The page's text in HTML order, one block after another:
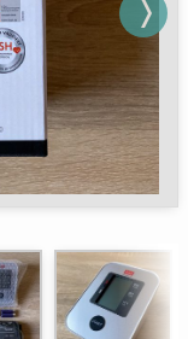
Next
Next